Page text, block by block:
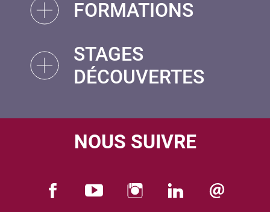
FORMATIONS
STAGES
DÉCOUVERTES
NOUS SUIVRE